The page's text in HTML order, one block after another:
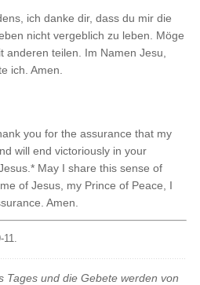
ich danke dir, dass du mir die
nicht vergeblich zu leben. Möge
anderen teilen. Im Namen Jesu,
ich. Amen.
you for the assurance that my
will end victoriously in your
May I share this sense of
of Jesus, my Prince of Peace, I
Amen.
11.
Tages und die Gebete werden von